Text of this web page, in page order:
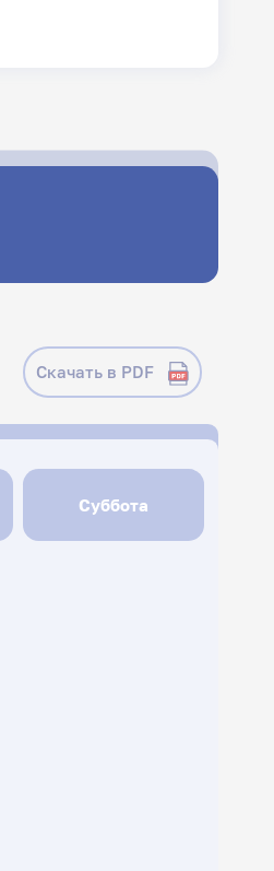
Скачать в PDF
Суббота